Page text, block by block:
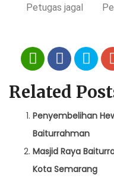
Petugas jagal
Related
Penyembelihan
Baiturrahman
Masjid Raya
Kota Semarang